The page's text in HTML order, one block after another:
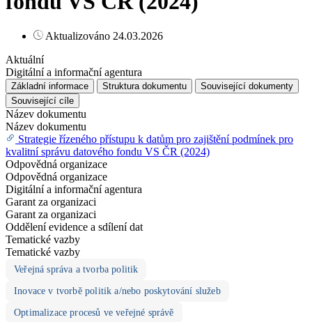
Aktualizováno 24.03.2026
Aktuální
Digitální a informační agentura
Základní informace Struktura dokumentu
Související dokumenty
Související cíle
Název dokumentu
Název dokumentu
Strategie řízeného přístupu k datům pro zajištění podmínek pro
kvalitní správu datového fondu VS ČR (2024)
Odpovědná organizace
Odpovědná organizace
Digitální a informační agentura
Garant za organizaci
Garant za organizaci
Oddělení evidence a sdílení dat
Tematické vazby
Tematické vazby
Veřejná správa a tvorba politik
Inovace v tvorbě politik a/nebo poskytování služeb
Optimalizace procesů ve veřejné správě